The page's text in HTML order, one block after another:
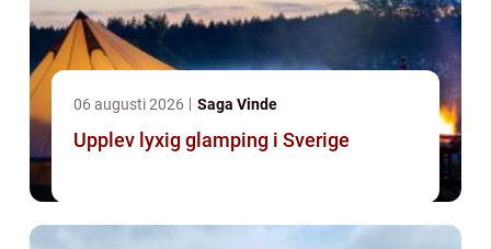
06 augusti 2026 Saga Vinde
Upplev lyxig glamping i Sverige